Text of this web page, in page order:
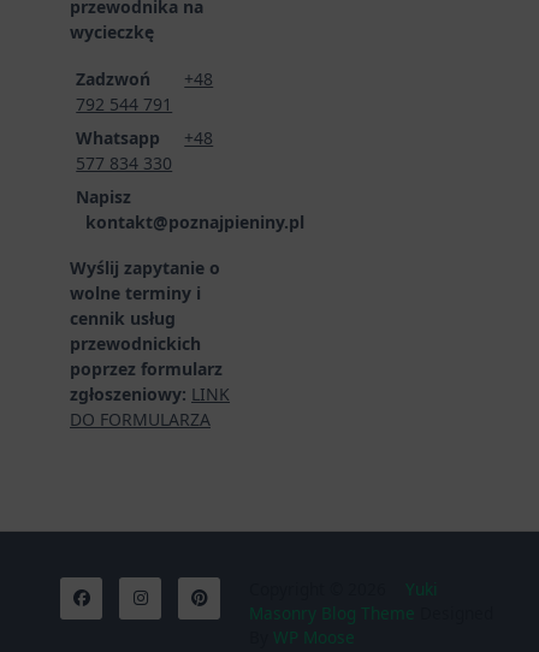
przewodnika na
wycieczkę
Zadzwoń +48
792 544 791
Whatsapp +48
577 834 330
Napisz
kontakt@poznajpieniny.pl
Wyślij zapytanie o
wolne terminy i
cennik usług
przewodnickich
poprzez formularz
zgłoszeniowy: LINK
DO FORMULARZA
Yuki
Masonry Blog Theme
WP Moose